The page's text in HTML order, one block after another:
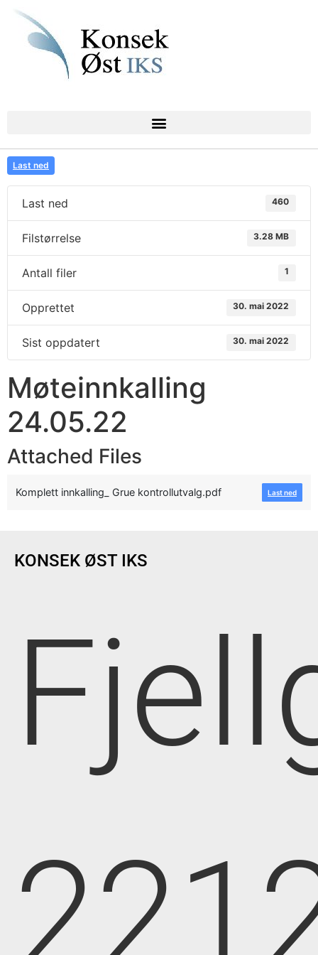
Last ned
Last ned 460
Filstørrelse 3.28 MB
Antall filer 1
Opprettet 30. mai 2022
Sist oppdatert 30. mai 2022
Møteinnkalling
24.05.22
Attached Files
Komplett innkalling_ Grue kontrollutvalg.pdf Last ned
KONSEK ØST IKS